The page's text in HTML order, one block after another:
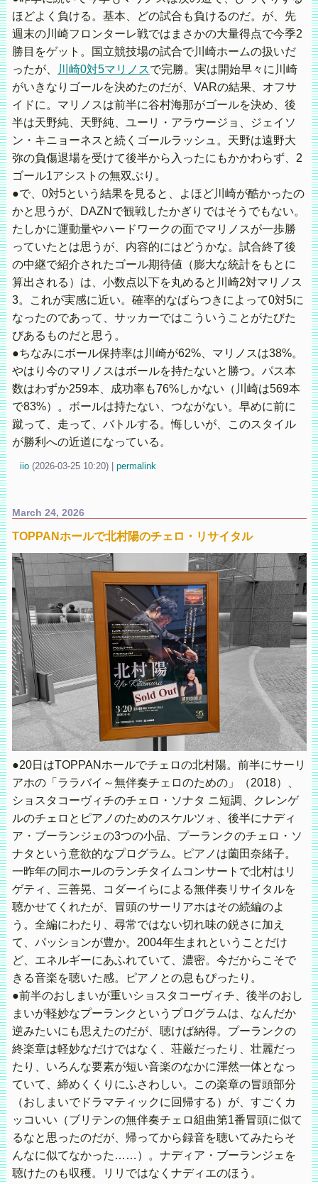
ほどよく負ける。基本、どの試合も負けるのだ。が、先
週末の川崎フロンターレ戦ではまさかの大量得点で今季2
勝目をゲット。国立競技場の試合で川崎ホームの扱いだ
ったが、
川崎0対5マリノスで完勝。実は開始早々に川崎
がいきなりゴールを決めたのだが、VARの結果、オフサ
イドに。マリノスは前半に谷村海那がゴールを決め、後
半は天野純、天野純、ユーリ・アラウージョ、ジェイソ
ン・キニョーネスと続くゴールラッシュ。天野は遠野大
弥の負傷退場を受けて後半から入ったにもかかわらず、2
ゴール1アシストの無双ぶり。
●で、0対5という結果を見ると、よほど川崎が酷かったの
かと思うが、DAZNで観戦したかぎりではそうでもない。
たしかに運動量やハードワークの面でマリノスが一歩勝
っていたとは思うが、内容的にはどうかな。試合終了後
の中継で紹介されたゴール期待値（膨大な統計をもとに
算出される）は、小数点以下を丸めると川崎2対マリノス
3。これが実感に近い。確率的なばらつきによって0対5に
なったのであって、サッカーではこういうことがたびた
びあるものだと思う。
●ちなみにボール保持率は川崎が62%、マリノスは38%。
やはり今のマリノスはボールを持たないと勝つ。パス本
数はわずか259本、成功率も76%しかない（川崎は569本
で83%）。ボールは持たない、つながない。早めに前に
蹴って、走って、バトルする。悔しいが、このスタイル
が勝利への近道になっている。
iio (2026-03-25 10:20) permalink
March 24, 2026
TOPPANホールで北村陽のチェロ・リサイタル
●20日はTOPPANホールでチェロの北村陽。前半にサーリ
アホの「ララバイ～無伴奏チェロのための」（2018）、
ショスタコーヴィチのチェロ・ソナタ ニ短調、クレンゲ
ルのチェロとピアノのためのスケルツォ、後半にナディ
ア・ブーランジェの3つの小品、プーランクのチェロ・ソ
ナタという意欲的なプログラム。ピアノは薗田奈緒子。
一昨年の同ホールのランチタイムコンサートで北村はリ
ゲティ、三善晃、コダーイらによる無伴奏リサイタルを
聴かせてくれたが、冒頭のサーリアホはその続編のよ
う。全編にわたり、尋常ではない切れ味の鋭さに加え
て、パッションが豊か。2004年生まれということだけ
ど、エネルギーにあふれていて、濃密。今だからこそで
きる音楽を聴いた感。ピアノとの息もぴったり。
●前半のおしまいが重いショスタコーヴィチ、後半のおし
まいが軽妙なプーランクというプログラムは、なんだか
逆みたいにも思えたのだが、聴けば納得。プーランクの
終楽章は軽妙なだけではなく、荘厳だったり、壮麗だっ
たり、いろんな要素が短い音楽のなかに渾然一体となっ
ていて、締めくくりにふさわしい。この楽章の冒頭部分
（おしまいでドラマティックに回帰する）が、すごくカ
ッコいい（ブリテンの無伴奏チェロ組曲第1番冒頭に似て
るなと思ったのだが、帰ってから録音を聴いてみたらそ
んなに似てなかった……）。ナディア・ブーランジェを
聴けたのも収穫。リリではなくナディエのほう。